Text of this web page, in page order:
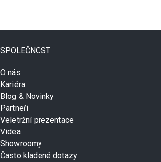
SPOLEČNOST
O nás
Kariéra
Blog & Novinky
Partneři
Veletržní prezentace
Videa
Showroomy
Často kladené dotazy